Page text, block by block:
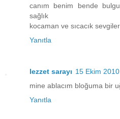
canım benim bende
sağlık
kocaman ve sıcacık
Yanıtla
lezzet sarayı 15 Ekim
mine ablacım bloğuma bir
Yanıtla